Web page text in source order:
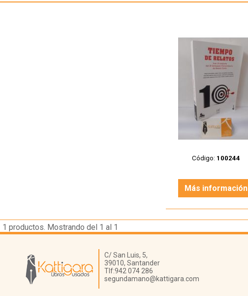
Código: 100244
Más información
1 productos. Mostrando del 1 al 1
Librería Kattigara
C/ San Luis, 5,
39010, Santander
Tlf:942 074 286
segundamano@kattigara.com